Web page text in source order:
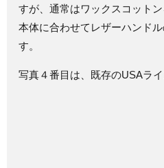
すが、通常はワックスコット
本体に合わせてレザーハンド
す。
写真４番目は、既存のUSAライ